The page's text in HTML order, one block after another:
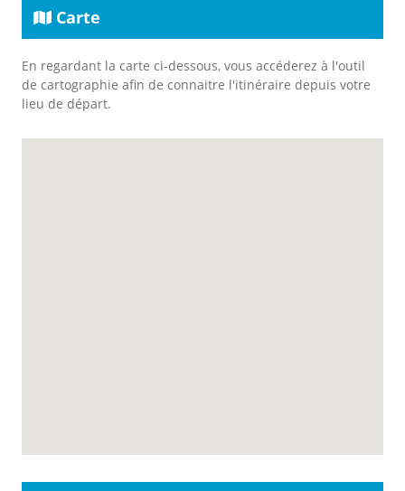
Carte
En regardant la carte ci-dessous, vous accéderez à l'outil
de cartographie afin de connaitre l'itinéraire depuis votre
lieu de départ.